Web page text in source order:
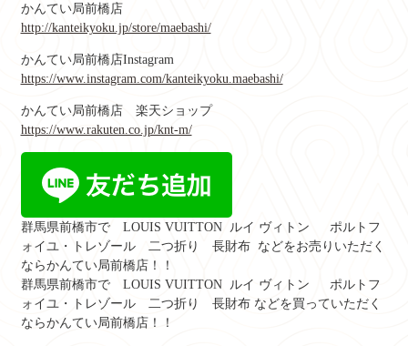
かんてい局前橋店
http://kanteikyoku.jp/store/maebashi/
かんてい局前橋店Instagram
https://www.instagram.com/kanteikyoku.maebashi/
かんてい局前橋店 楽天ショップ
https://www.rakuten.co.jp/knt-m/
群馬県前橋市で LOUIS VUITTON ルイ ヴィトン ポルトフ
ォイユ・トレゾール 二つ折り 長財布 などをお売りいただく
ならかんてい局前橋店！！
群馬県前橋市で LOUIS VUITTON ルイ ヴィトン ポルトフ
ォイユ・トレゾール 二つ折り 長財布 などを買っていただく
ならかんてい局前橋店！！